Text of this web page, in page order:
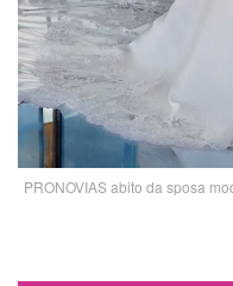
PRONOVIAS abito da sposa